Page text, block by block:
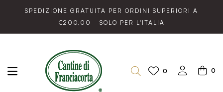
SPEDIZIONE GRATUITA PER ORDINI SUPERIORI A
€200,00 - SOLO PER L'ITALIA
0 0